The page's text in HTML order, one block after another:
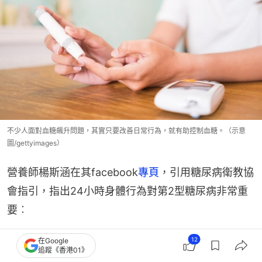
不少人面對血糖飆升問題，其實只要改善日常行為，就有助控制血糖。（示意
圖/gettyimages）
營養師楊斯涵在其facebook專頁 ，引用糖尿病衛教協
會指引，指出24小時身體行為對第2型糖尿病非常重
要︰
1. 中斷久坐
在Google
追蹤《香港01》
12